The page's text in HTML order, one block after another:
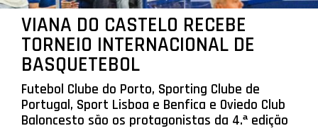
VIANA DO CASTELO RECEBE
TORNEIO INTERNACIONAL DE
BASQUETEBOL
Futebol Clube do Porto, Sporting Clube de
Portugal, Sport Lisboa e Benfica e Oviedo Club
Baloncesto são os protagonistas da 4.ª edição